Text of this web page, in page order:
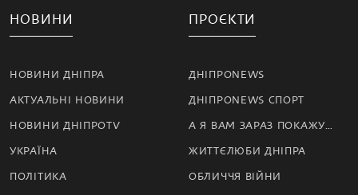
НОВИНИ
НОВИНИ ДНІПРА
АКТУАЛЬНІ НОВИНИ
НОВИНИ ДНІПРОTV
УКРАЇНА
ПОЛІТИКА
ПРОЄКТИ
ДНІПРОNEWS
ДНІПРОNEWS СПОРТ
А Я ВАМ ЗАРАЗ ПОКАЖУ…
ЖИТТЄЛЮБИ ДНІПРА
ОБЛИЧЧЯ ВІЙНИ